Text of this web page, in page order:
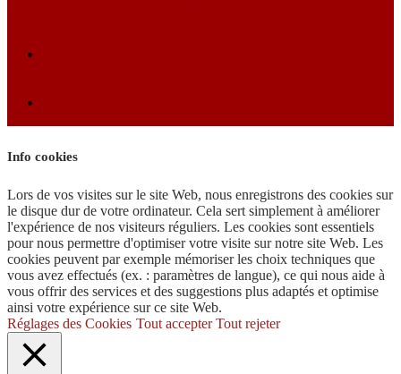
Info cookies
Lors de vos visites sur le site Web, nous enregistrons des cookies sur
le disque dur de votre ordinateur. Cela sert simplement à améliorer
l'expérience de nos visiteurs réguliers. Les cookies sont essentiels
pour nous permettre d'optimiser votre visite sur notre site Web. Les
cookies peuvent par exemple mémoriser les choix techniques que
vous avez effectués (ex. : paramètres de langue), ce qui nous aide à
vous offrir des services et des suggestions plus adaptés et optimise
ainsi votre expérience sur ce site Web.
Réglages des Cookies Tout accepter Tout rejeter